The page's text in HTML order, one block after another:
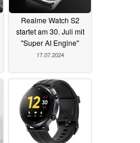
Realme Watch S2
startet am 30. Juli mit
"Super AI Engine"
17.07.2024